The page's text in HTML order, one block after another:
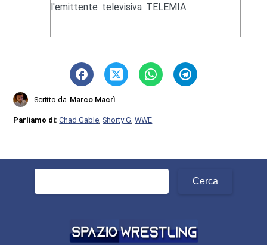
l'emittente televisiva TELEMIA.
Scritto da Marco Macrì
Parliamo di:Chad Gable,Shorty G,WWE
Ricerca